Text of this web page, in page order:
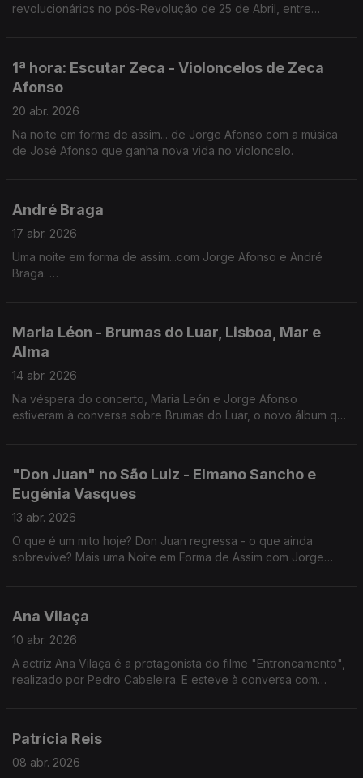
revolucionários no pós-Revolução de 25 de Abril, entre
1ª hora: Escutar Zeca - Violoncelos de Zeca
Afonso
20 abr. 2026
Na noite em forma de assim... de Jorge Afonso com a música
de José Afonso que ganha nova vida no violoncelo.
André Braga
17 abr. 2026
Uma noite em forma de assim...com Jorge Afonso e André
Braga.
Maria Léon - Brumas do Luar, Lisboa, Mar e
Alma
14 abr. 2026
Na véspera do concerto, Maria León e Jorge Afonso
estiveram à conversa sobre Brumas do Luar, o novo álbum que
"Don Juan" no São Luiz - Elmano Sancho e
Eugénia Vasques
13 abr. 2026
O que é um mito hoje? Don Juan regressa - o que ainda
sobrevive? Mais uma Noite em Forma de Assim com Jorge
Ana Vilaça
10 abr. 2026
A actriz Ana Vilaça é a protagonista do filme "Entroncamento",
realizado por Pedro Cabeleira. E esteve à conversa com
Patrícia Reis
08 abr. 2026